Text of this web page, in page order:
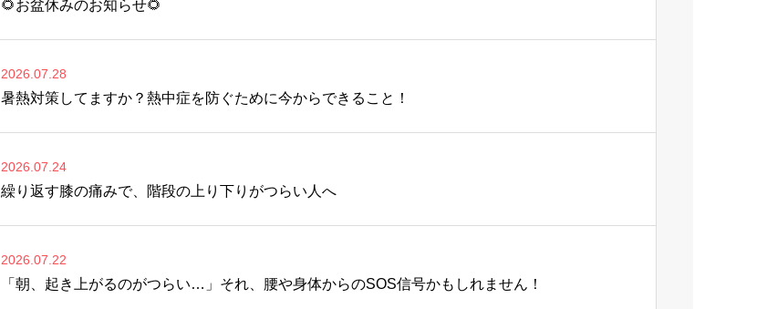
🌻お盆休みのお知らせ🌻
2026.07.28
暑熱対策してますか？熱中症を防ぐために今からできること！
2026.07.24
繰り返す膝の痛みで、階段の上り下りがつらい人へ
2026.07.22
「朝、起き上がるのがつらい…」それ、腰や身体からのSOS信号かもしれません！